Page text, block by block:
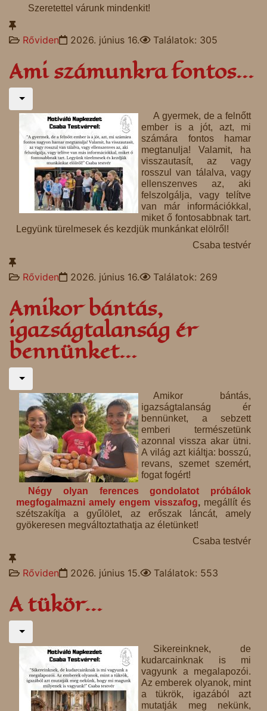
Szeretettel várunk mindenkit!
Rőviden 2026. június 16. Találatok: 305
Ami számunkra fontos...
A gyermek, de a felnőtt
ember is a jót, azt, mi
számára fontos hamar
megtanulja! Valamit, ha
visszautasít, az vagy
rosszul van tálalva, vagy
ellenszenves az, aki
felszolgálja, vagy telítve
van már információkkal,
miket ő fontosabbnak tart.
Legyünk türelmesek és kezdjük munkánkat elölről!
Csaba testvér
Rőviden 2026. június 16. Találatok: 269
Amikor bántás,
igazságtalanság ér
bennünket...
Amikor bántás,
igazságtalanság ér
bennünket, a sebzett
emberi természetünk
azonnal vissza akar ütni.
A világ azt kiáltja: bosszú,
revans, szemet szemért,
fogat fogért!
Négy olyan ferences gondolatot próbálok
megfogalmazni amely engem visszafog,megállít és
szétszakítja a gyűlölet, az erőszak láncát, amely
gyökeresen megváltoztathatja az életünket!
Csaba testvér
Rőviden 2026. június 15. Találatok: 553
A tükör...
Sikereinknek, de
kudarcainknak is mi
vagyunk a megalapozói.
Az emberek olyanok, mint
a tükrök, igazából azt
mutatják meg nekünk,